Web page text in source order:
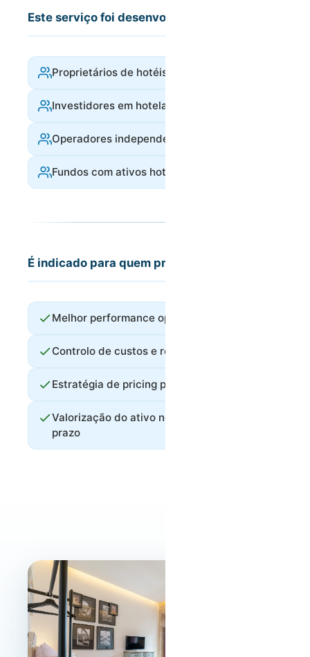
Este serviço foi desenvolvido para:
Proprietários de hotéis e hostels
Investidores em hotelaria
Operadores independentes
Fundos com ativos hoteleiros em carteira
É indicado para quem procura:
Melhor performance operacional
Controlo de custos e receitas
Estratégia de pricing profissional
Valorização do ativo no médio e longo
prazo